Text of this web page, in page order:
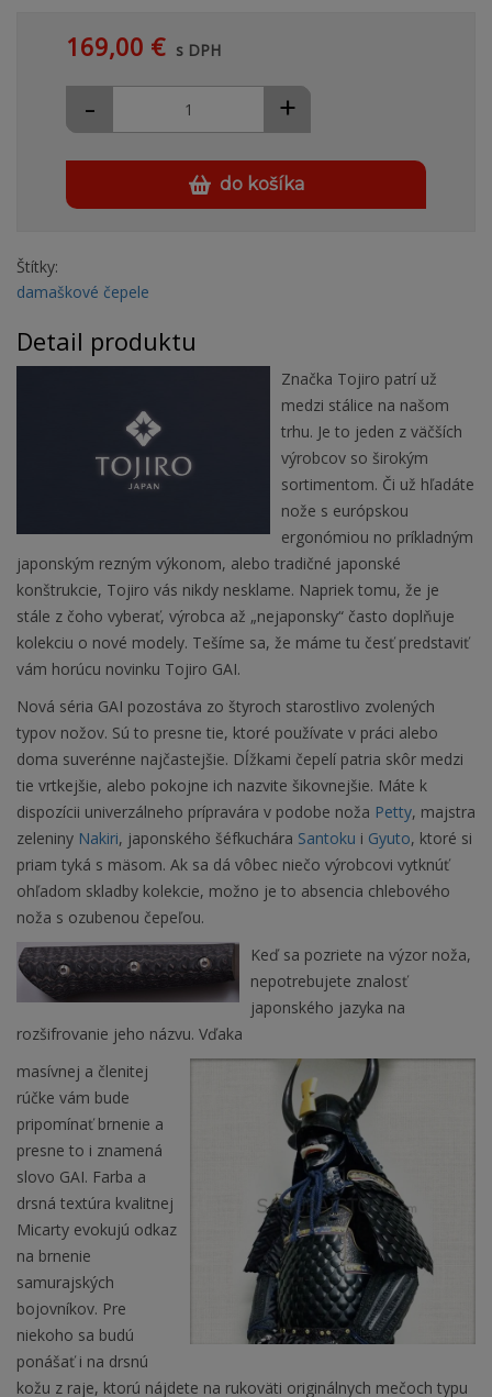
169,00 € s DPH
+
-
do košíka
Štítky:
damaškové čepele
Detail produktu
Značka Tojiro patrí už
medzi stálice na našom
trhu. Je to jeden z väčších
výrobcov so širokým
sortimentom. Či už hľadáte
nože s európskou
ergonómiou no príkladným
japonským rezným výkonom, alebo tradičné japonské
konštrukcie, Tojiro vás nikdy nesklame. Napriek tomu, že je
stále z čoho vyberať, výrobca až „nejaponsky“ často doplňuje
kolekciu o nové modely. Tešíme sa, že máme tu česť predstaviť
vám horúcu novinku Tojiro GAI.
Nová séria GAI pozostáva zo štyroch starostlivo zvolených
typov nožov. Sú to presne tie, ktoré používate v práci alebo
doma suverénne najčastejšie. Dĺžkami čepelí patria skôr medzi
tie vrtkejšie, alebo pokojne ich nazvite šikovnejšie. Máte k
dispozícii univerzálneho prípravára v podobe noža Petty, majstra
zeleniny Nakiri, japonského šéfkuchára Santoku i Gyuto, ktoré si
priam tyká s mäsom. Ak sa dá vôbec niečo výrobcovi vytknúť
ohľadom skladby kolekcie, možno je to absencia chlebového
noža s ozubenou čepeľou.
Keď sa pozriete na výzor noža,
nepotrebujete znalosť
japonského jazyka na
rozšifrovanie jeho názvu. Vďaka
masívnej a členitej
rúčke vám bude
pripomínať brnenie a
presne to i znamená
slovo GAI. Farba a
drsná textúra kvalitnej
Micarty evokujú odkaz
na brnenie
samurajských
bojovníkov. Pre
niekoho sa budú
ponášať i na drsnú
kožu z raje, ktorú nájdete na rukoväti originálnych mečoch typu